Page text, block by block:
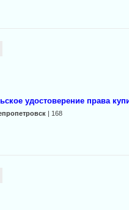
удостоверение права
| 168